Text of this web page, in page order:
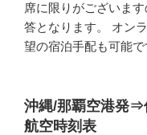
席に限りがございま
答となります。 オン
望の宿泊手配も可能で
沖縄/那覇空港発⇒
航空時刻表